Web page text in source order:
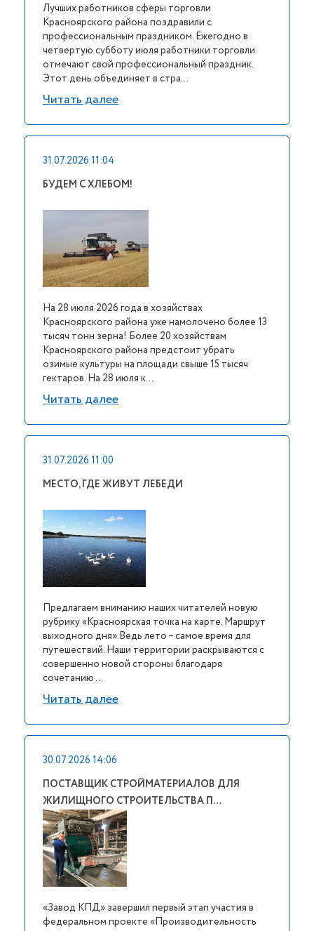
Лучших работников сферы торговли
Красноярского района поздравили с
профессиональным праздником. Ежегодно в
четвертую субботу июля работники торговли
отмечают свой профессиональный праздник.
Этот день объединяет в стра...
Читать далее
31.07.2026 11:04
БУДЕМ С ХЛЕБОМ!
На 28 июля 2026 года в хозяйствах
Красноярского района уже намолочено более 13
тысяч тонн зерна! Более 20 хозяйствам
Красноярского района предстоит убрать
озимые культуры на площади свыше 15 тысяч
гектаров. На 28 июля к...
Читать далее
31.07.2026 11:00
МЕСТО, ГДЕ ЖИВУТ ЛЕБЕДИ
Предлагаем вниманию наших читателей новую
рубрику «Красноярская точка на карте. Маршрут
выходного дня».Ведь лето – самое время для
путешествий. Наши территории раскрываются с
совершенно новой стороны благодаря
сочетанию ...
Читать далее
30.07.2026 14:06
ПОСТАВЩИК СТРОЙМАТЕРИАЛОВ ДЛЯ
ЖИЛИЩНОГО СТРОИТЕЛЬСТВА П…
«Завод КПД» завершил первый этап участия в
федеральном проекте «Производительность